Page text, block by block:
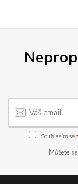
Souhlasím se
Můžete